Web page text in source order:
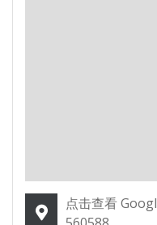
点击查看